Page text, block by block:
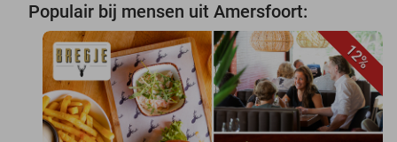
Populair bij mensen uit Amersfoort:
12%